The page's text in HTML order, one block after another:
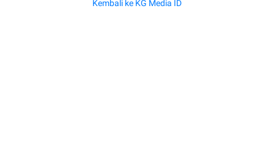
Kembali ke KG Media ID